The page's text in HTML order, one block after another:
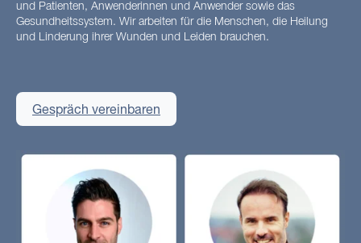
und Patienten, Anwenderinnen und Anwender sowie das
Gesundheitssystem. Wir arbeiten für die Menschen, die Heilung
und Linderung ihrer Wunden und Leiden brauchen.
Gespräch vereinbaren